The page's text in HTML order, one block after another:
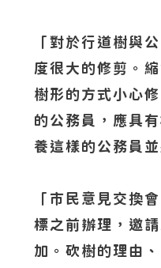
「對於行道樹與
度很大的修剪。
樹形的方式小心
的公務員，應具
養這樣的公務員
「市民意見交換
標之前辦理，邀
加。砍樹的理由